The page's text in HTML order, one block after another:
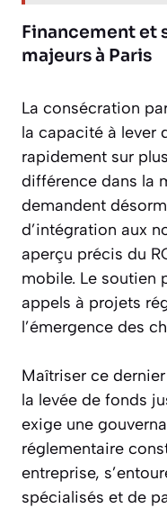
Financement et
majeurs à Paris
La consécration
la capacité à lever
rapidement sur
différence dans la
demandent
d’intégration aux
aperçu précis du
mobile. Le soutien
appels à projets
l’émergence des
Maîtriser ce
la levée de fonds
exige une
réglementaire
entreprise,
spécialisés et de